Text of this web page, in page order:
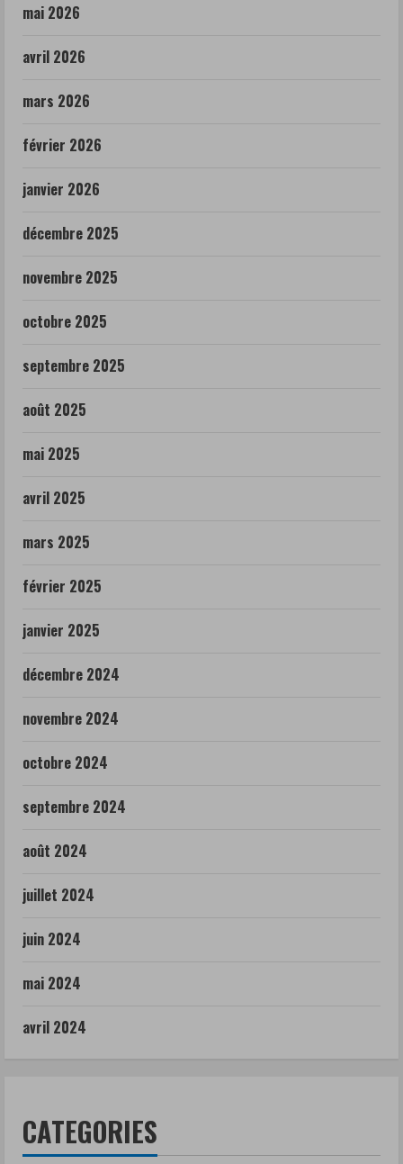
mai 2026
avril 2026
mars 2026
février 2026
janvier 2026
décembre 2025
novembre 2025
octobre 2025
septembre 2025
août 2025
mai 2025
avril 2025
mars 2025
février 2025
janvier 2025
décembre 2024
novembre 2024
octobre 2024
septembre 2024
août 2024
juillet 2024
juin 2024
mai 2024
avril 2024
CATEGORIES